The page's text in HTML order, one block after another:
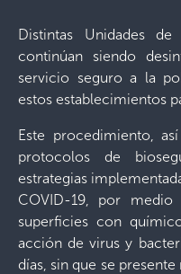
Distintas Unidades
continúan siendo
servicio seguro a la
estos establecimientos
Este procedimiento,
protocolos de
estrategias
COVID-19, por
superficies con
acción de virus y
días, sin que se